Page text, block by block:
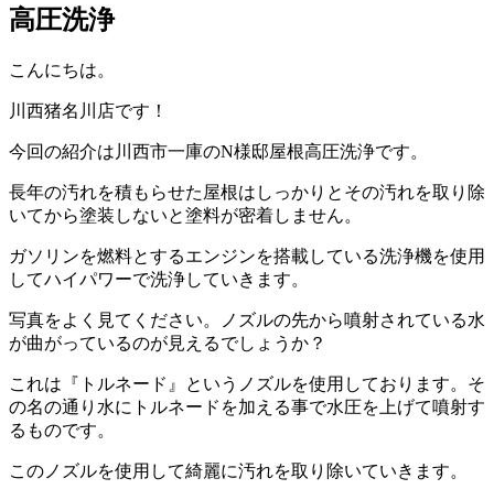
高圧洗浄
こんにちは。
川西猪名川店です！
今回の紹介は川西市一庫のN様邸屋根高圧洗浄です。
長年の汚れを積もらせた屋根はしっかりとその汚れを取り除
いてから塗装しないと塗料が密着しません。
ガソリンを燃料とするエンジンを搭載している洗浄機を使用
してハイパワーで洗浄していきます。
写真をよく見てください。ノズルの先から噴射されている水
が曲がっているのが見えるでしょうか？
これは『トルネード』というノズルを使用しております。そ
の名の通り水にトルネードを加える事で水圧を上げて噴射す
るものです。
このノズルを使用して綺麗に汚れを取り除いていきます。